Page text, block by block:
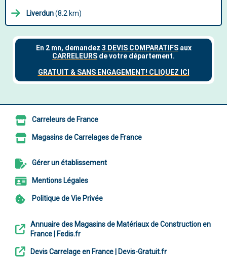
Liverdun(8.2 km)
Carreleurs de France
Magasins de Carrelages de France
Gérer un établissement
Mentions Légales
Politique de Vie Privée
Annuaire des Magasins de Matériaux de Construction en
France | Fedis.fr
Devis Carrelage en France | Devis-Gratuit.fr